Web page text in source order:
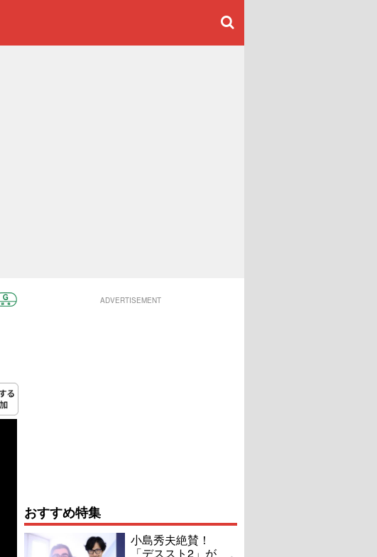
ADVERTISEMENT
おすすめ特集
小島秀夫絶賛！
「デススト2」が